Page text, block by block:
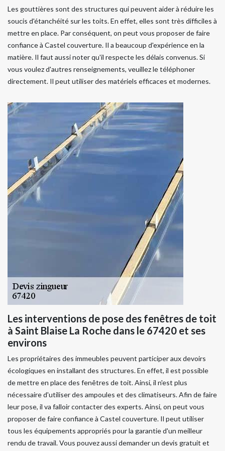
Les gouttières sont des structures qui peuvent aider à réduire les
soucis d'étanchéité sur les toits. En effet, elles sont très difficiles à
mettre en place. Par conséquent, on peut vous proposer de faire
confiance à Castel couverture. Il a beaucoup d'expérience en la
matière. Il faut aussi noter qu'il respecte les délais convenus. Si
vous voulez d'autres renseignements, veuillez le téléphoner
directement. Il peut utiliser des matériels efficaces et modernes.
Les interventions de pose des fenêtres de toit
à Saint Blaise La Roche dans le 67420 et ses
environs
Les propriétaires des immeubles peuvent participer aux devoirs
écologiques en installant des structures. En effet, il est possible
de mettre en place des fenêtres de toit. Ainsi, il n'est plus
nécessaire d'utiliser des ampoules et des climatiseurs. Afin de faire
leur pose, il va falloir contacter des experts. Ainsi, on peut vous
proposer de faire confiance à Castel couverture. Il peut utiliser
tous les équipements appropriés pour la garantie d'un meilleur
rendu de travail. Vous pouvez aussi demander un devis gratuit et